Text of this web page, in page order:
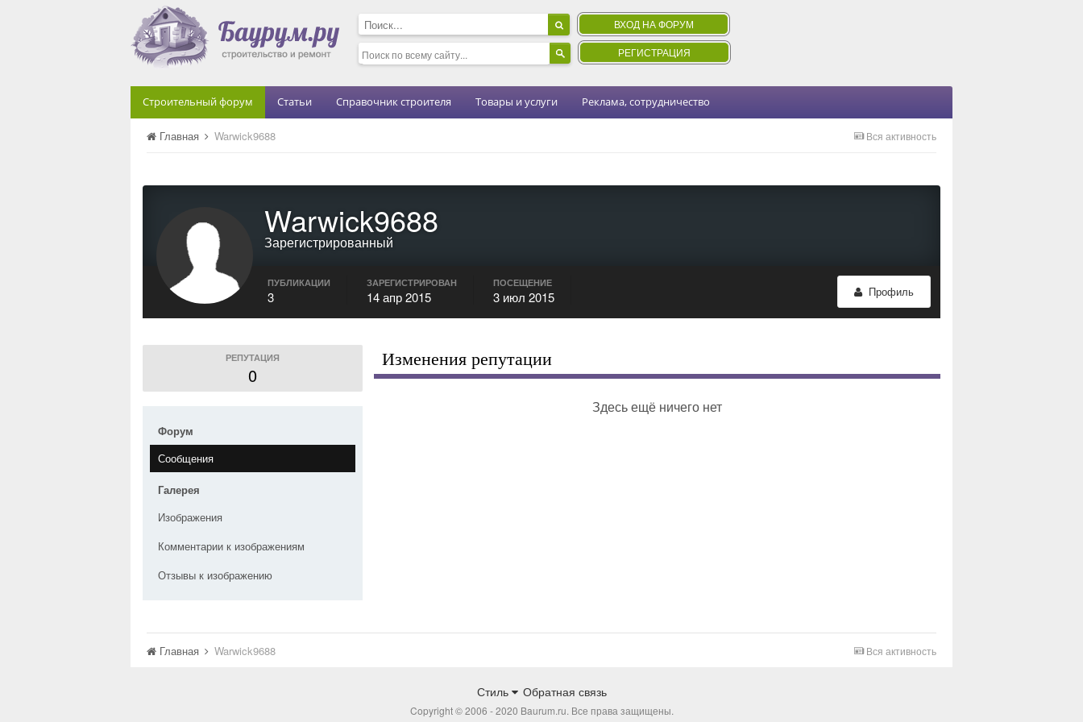
ВХОД НА ФОРУМ
РЕГИСТРАЦИЯ
Строительный форум Статьи Справочник строителя Товары и услуги Реклама, сотрудничество
Вся активность
Главная Warwick9688
Warwick9688
Зарегистрированный
Профиль
ПУБЛИКАЦИИ
3
ЗАРЕГИСТРИРОВАН
14 апр 2015
ПОСЕЩЕНИЕ
3 июл 2015
РЕПУТАЦИЯ
0
Форум
Сообщения
Галерея
Изображения
Комментарии к изображениям
Отзывы к изображению
Изменения репутации
Здесь ещё ничего нет
Вся активность
Главная Warwick9688
Стиль Обратная связь
Copyright © 2006 - 2020 Baurum.ru. Все права защищены.